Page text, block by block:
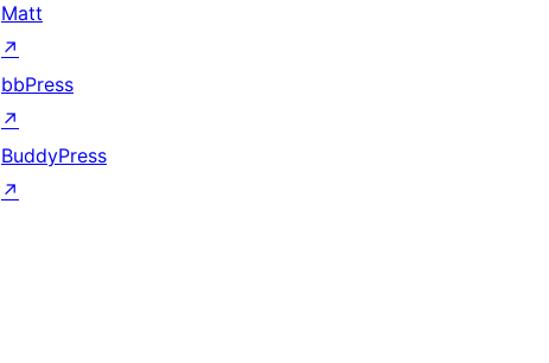
Matt
↗
bbPress
↗
BuddyPress
↗